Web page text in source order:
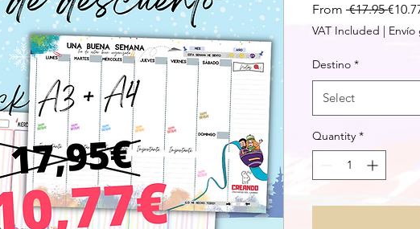
From €17.95
Price
VAT Included |
Destino *
Select
Quantity *